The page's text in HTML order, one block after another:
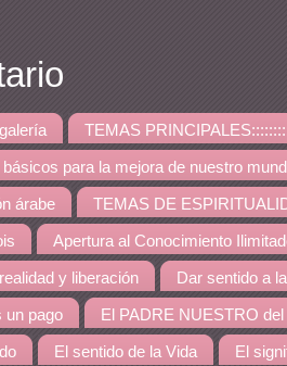
TEMAS
para la mejora de nuestro
árabe TEMAS DE
Apertura al Conocimiento
y liberación Dar sentido a
un pago El PADRE NUESTRO
El sentido de la Vida El